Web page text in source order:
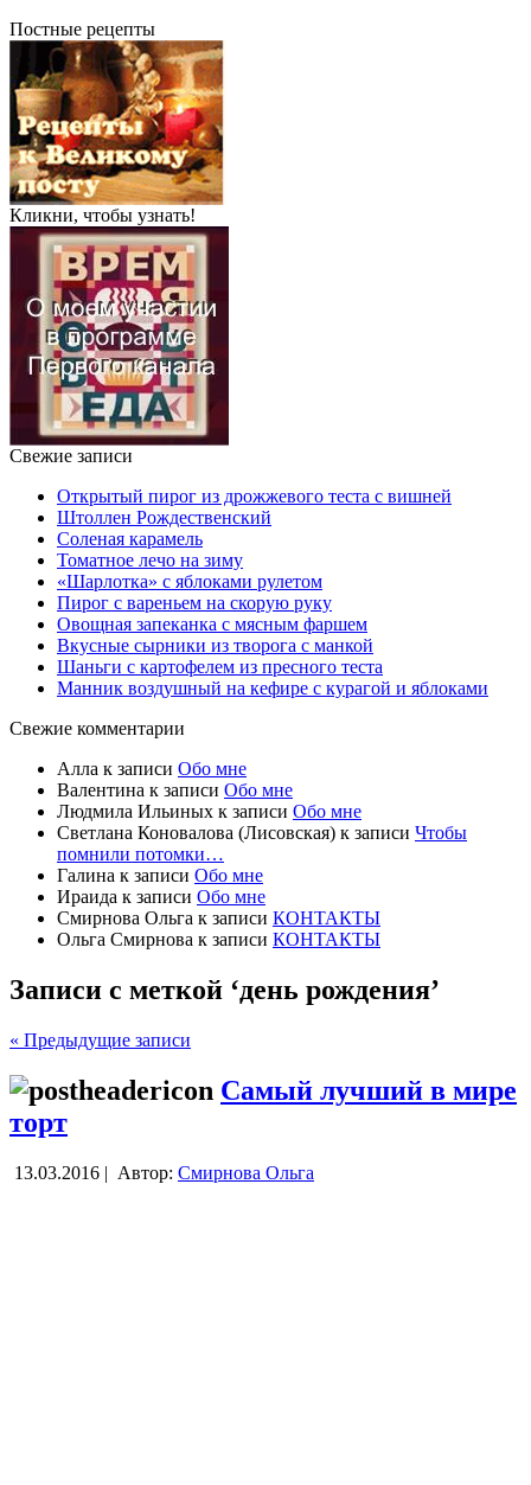
Постные рецепты
Кликни, чтобы узнать!
Свежие записи
Открытый пирог из дрожжевого теста с вишней
Штоллен Рождественский
Соленая карамель
Томатное лечо на зиму
«Шарлотка» с яблоками рулетом
Пирог с вареньем на скорую руку
Овощная запеканка с мясным фаршем
Вкусные сырники из творога с манкой
Шаньги с картофелем из пресного теста
Манник воздушный на кефире с курагой и яблоками
Свежие комментарии
Алла к записи Обо мне
Валентина к записи Обо мне
Людмила Ильиных к записи Обо мне
Светлана Коновалова (Лисовская) к записи Чтобы
помнили потомки…
Галина к записи Обо мне
Ираида к записи Обо мне
Смирнова Ольга к записи КОНТАКТЫ
Ольга Смирнова к записи КОНТАКТЫ
Записи с меткой ‘день рождения’
« Предыдущие записи
Самый лучший в мире
торт
13.03.2016 | Автор: Смирнова Ольга